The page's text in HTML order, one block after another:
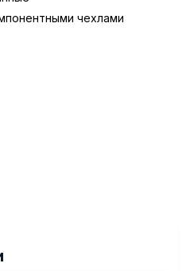
чехлами